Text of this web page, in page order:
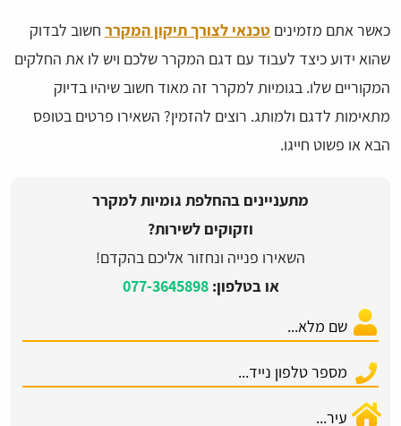
כאשר אתם מזמינים טכנאי לצורך תיקון המקרר חשוב לבדוק
שהוא ידוע כיצד לעבוד עם דגם המקרר שלכם ויש לו את החלקים
המקוריים שלו. בגומיות למקרר זה מאוד חשוב שיהיו בדיוק
מתאימות לדגם ולמותג. רוצים להזמין? השאירו פרטים בטופס
הבא או פשוט חייגו.
מתעניינים בהחלפת גומיות למקרר
וזקוקים לשירות?
השאירו פנייה ונחזור אליכם בהקדם!
או בטלפון:077-3645898